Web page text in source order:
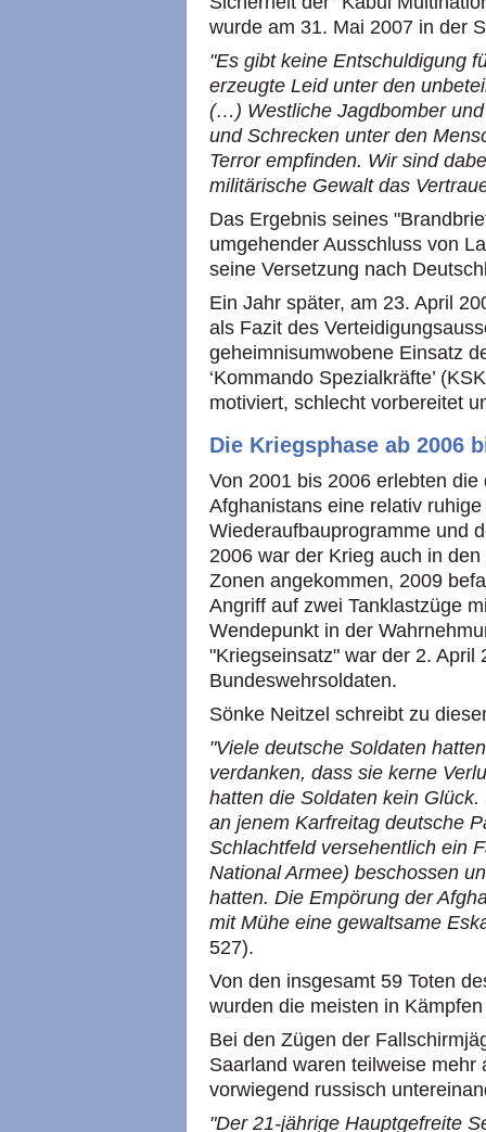
wurde am 31. Mai 2007 in der
"Es gibt keine Entschuldigung
erzeugte Leid unter den
(…) Westliche Jagdbomber
und Schrecken unter den
Terror empfinden. Wir sind
militärische Gewalt das
Das Ergebnis seines
umgehender Ausschluss von
seine Versetzung nach
Ein Jahr später, am 23. April
als Fazit des
geheimnisumwobene Einsatz
‘Kommando Spezialkräfte’
motiviert, schlecht vorbereitet
Die Kriegsphase ab 2006
Von 2001 bis 2006 erlebten
Afghanistans eine relativ
Wiederaufbauprogramme und
2006 war der Krieg auch in
Zonen angekommen, 2009
Angriff auf zwei Tanklastzüge
Wendepunkt in der
"Kriegseinsatz" war der 2. April
Bundeswehrsoldaten.
Sönke Neitzel schreibt zu
"Viele deutsche Soldaten
verdanken, dass sie kerne
hatten die Soldaten kein
an jenem Karfreitag deutsche
Schlachtfeld versehentlich ein
National Armee) beschossen
hatten. Die Empörung der
mit Mühe eine gewaltsame
527).
Von den insgesamt 59 Toten
wurden die meisten in
Bei den Zügen der
Saarland waren teilweise
vorwiegend russisch
"Der 21-jährige Hauptgefreite